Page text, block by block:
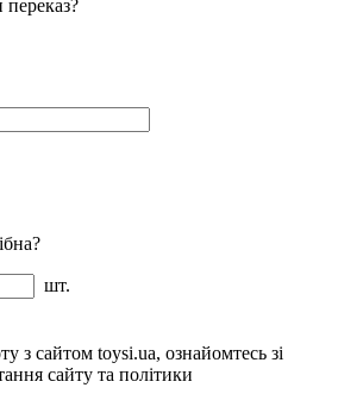
шт.
з сайтом toysi.ua, ознайомтесь зі
сайту та політики